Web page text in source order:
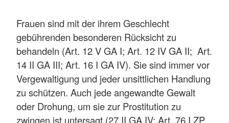
Frauen sind mit der ihrem Geschlecht
gebührenden besonderen Rücksicht zu
behandeln (Art. 12 V GA I; Art. 12 IV GA II; Art.
14 II GA III; Art. 16 I GA IV). Sie sind immer vor
Vergewaltigung und jeder unsittlichen Handlung
zu schützen. Auch jede angewandte Gewalt
oder Drohung, um sie zur Prostitution zu
zwingen ist untersagt (27 II GA IV; Art. 76 I ZP